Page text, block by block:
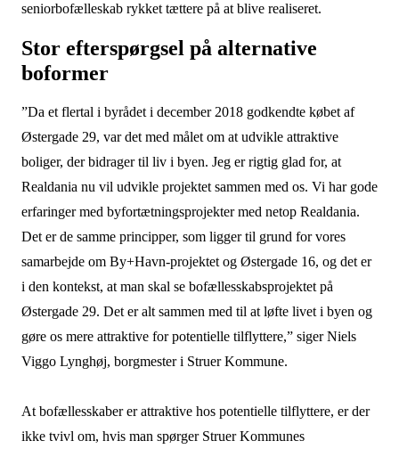
seniorbofælleskab rykket tættere på at blive realiseret.
Stor efterspørgsel på alternative
boformer
”Da et flertal i byrådet i december 2018 godkendte købet af
Østergade 29, var det med målet om at udvikle attraktive
boliger, der bidrager til liv i byen. Jeg er rigtig glad for, at
Realdania nu vil udvikle projektet sammen med os. Vi har gode
erfaringer med byfortætningsprojekter med netop Realdania.
Det er de samme principper, som ligger til grund for vores
samarbejde om By+Havn-projektet og Østergade 16, og det er
i den kontekst, at man skal se bofællesskabsprojektet på
Østergade 29. Det er alt sammen med til at løfte livet i byen og
gøre os mere attraktive for potentielle tilflyttere,” siger Niels
Viggo Lynghøj, borgmester i Struer Kommune.
At bofællesskaber er attraktive hos potentielle tilflyttere, er der
ikke tvivl om, hvis man spørger Struer Kommunes